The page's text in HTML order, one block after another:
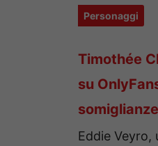
Personaggi
Timothée
su
Eddie Veyro,